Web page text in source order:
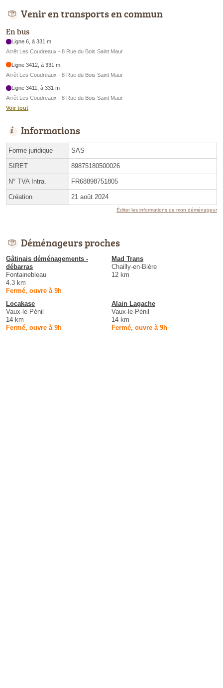
Venir en transports en commun
En bus
Ligne 6, à 331 m
Arrêt Les Coudreaux - 8 Rue du Bois Saint Maur
Ligne 3412, à 331 m
Arrêt Les Coudreaux - 8 Rue du Bois Saint Maur
Ligne 3411, à 331 m
Arrêt Les Coudreaux - 8 Rue du Bois Saint Maur
Voir tout
Informations
Forme juridique SAS
SIRET 89875180500026
N° TVA Intra. FR68898751805
Création 21 août 2024
Éditer les informations de mon déménageur
Déménageurs proches
Gâtinais déménagements -
débarras
Fontainebleau
4.3 km
Fermé, ouvre à 9h
Mad Trans
Chailly-en-Bière
12 km
Locakase
Vaux-le-Pénil
14 km
Fermé, ouvre à 9h
Alain Lagache
Vaux-le-Pénil
14 km
Fermé, ouvre à 9h